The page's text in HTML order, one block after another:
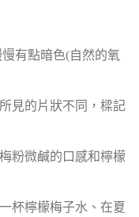
有點暗色(自然的氧
見的片狀不同，樑記
粉微鹹的口感和檸檬
杯檸檬梅子水、在夏